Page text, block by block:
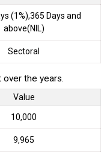
(1%),365 Days and
above(NIL)
Sectoral
the years.
Value
₹10,000
₹9,965